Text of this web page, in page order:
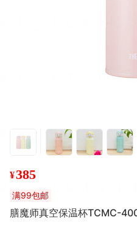
¥385
满99包邮
膳魔师真空保温杯TCMC-